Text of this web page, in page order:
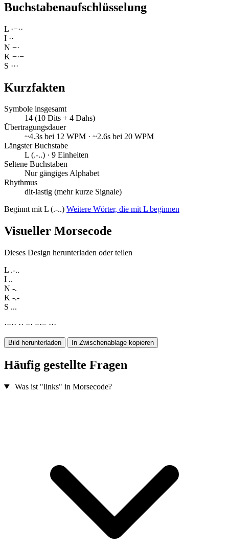
Buchstabenaufschlüsselung
L ·−··
I ··
N −·
K −·−
S ···
Kurzfakten
Symbole insgesamt
14 (10 Dits + 4 Dahs)
Übertragungsdauer
~4.3s bei 12 WPM · ~2.6s bei 20 WPM
Längster Buchstabe
L (.-..) · 9 Einheiten
Seltene Buchstaben
Nur gängiges Alphabet
Rhythmus
dit-lastig (mehr kurze Signale)
Beginnt mit L (.-..) Weitere Wörter, die mit L beginnen
Visueller Morsecode
Dieses Design herunterladen oder teilen
L .-..
I ..
N -.
K -.-
S ...
·−·· ·· −· −·− ···
Bild herunterladen In Zwischenablage kopieren
Häufig gestellte Fragen
Was ist "links" in Morsecode?